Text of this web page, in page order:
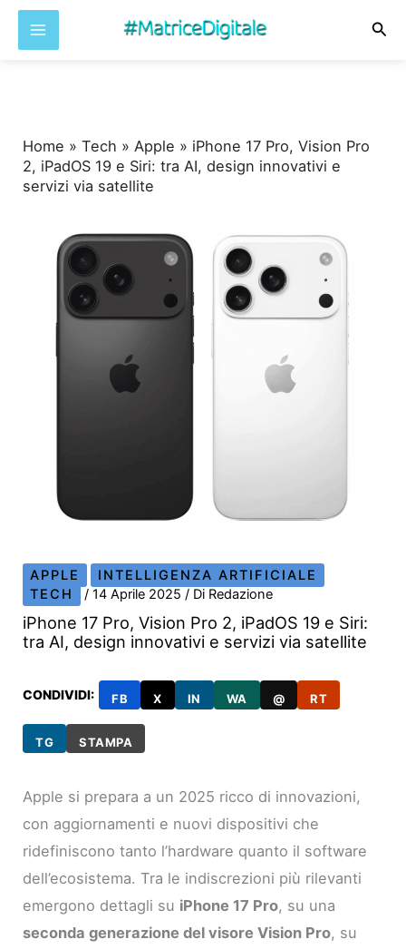
Home »Tech »Apple » iPhone 17 Pro, Vision Pro
2, iPadOS 19 e Siri: tra AI, design innovativi e
servizi via satellite
APPLE
INTELLIGENZA ARTIFICIALE
TECH
/14 Aprile 2025/ Di Redazione
iPhone 17 Pro, Vision Pro 2, iPadOS 19 e Siri:
tra AI, design innovativi e servizi via satellite
CONDIVIDI: FB X IN WA @ RT
TG STAMPA
Apple si prepara a un 2025 ricco di innovazioni,
con aggiornamenti e nuovi dispositivi che
ridefiniscono tanto l’hardware quanto il software
dell’ecosistema. Tra le indiscrezioni più rilevanti
emergono dettagli su iPhone 17 Pro, su una
seconda generazione del visore Vision Pro, su